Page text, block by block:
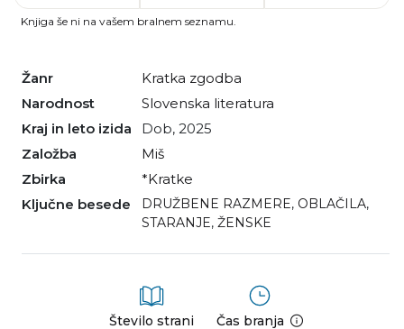
Žanr
kratka zgodba
Narodnost
slovenska literatura
Kraj in leto izida
Dob, 2025
Založba
Miš
Zbirka
*kratke
Ključne besede
DRUŽBENE RAZMERE, OBLAČILA,
STARANJE, ŽENSKE
Število strani
Čas branja
Knjiga še ni na vašem bralnem seznamu.